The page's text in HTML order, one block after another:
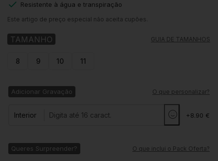
Resistente à água e transpiração
Este artigo de preço especial não aceita cupões.
TAMANHO GUIA DE TAMANHOS
8 9 10 11
Adicionar Gravação O que personalizar?
Interior +8.90 €
Queres Surpreender? O que inclui o Pack Oferta?